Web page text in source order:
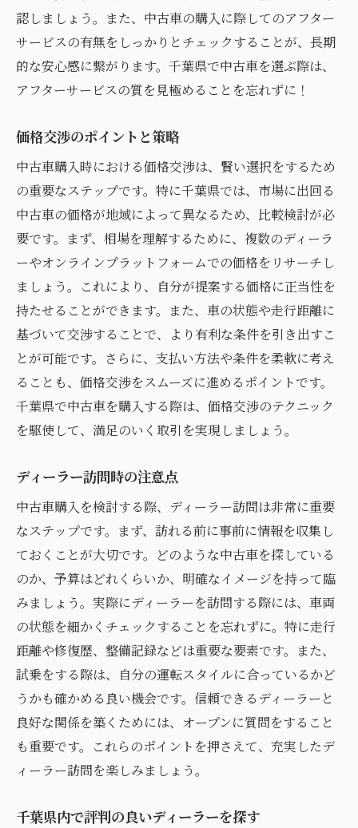
認しましょう。また、中古車の購入に際してのアフター
サービスの有無をしっかりとチェックすることが、長期
的な安心感に繋がります。千葉県で中古車を選ぶ際は、
アフターサービスの質を見極めることを忘れずに！
価格交渉のポイントと策略
中古車購入時における価格交渉は、賢い選択をするため
の重要なステップです。特に千葉県では、市場に出回る
中古車の価格が地域によって異なるため、比較検討が必
要です。まず、相場を理解するために、複数のディーラ
ーやオンラインプラットフォームでの価格をリサーチし
ましょう。これにより、自分が提案する価格に正当性を
持たせることができます。また、車の状態や走行距離に
基づいて交渉することで、より有利な条件を引き出すこ
とが可能です。さらに、支払い方法や条件を柔軟に考え
ることも、価格交渉をスムーズに進めるポイントです。
千葉県で中古車を購入する際は、価格交渉のテクニック
を駆使して、満足のいく取引を実現しましょう。
ディーラー訪問時の注意点
中古車購入を検討する際、ディーラー訪問は非常に重要
なステップです。まず、訪れる前に事前に情報を収集し
ておくことが大切です。どのような中古車を探している
のか、予算はどれくらいか、明確なイメージを持って臨
みましょう。実際にディーラーを訪問する際には、車両
の状態を細かくチェックすることを忘れずに。特に走行
距離や修復歴、整備記録などは重要な要素です。また、
試乗をする際は、自分の運転スタイルに合っているかど
うかも確かめる良い機会です。信頼できるディーラーと
良好な関係を築くためには、オープンに質問をすること
も重要です。これらのポイントを押さえて、充実したデ
ィーラー訪問を楽しみましょう。
千葉県内で評判の良いディーラーを探す